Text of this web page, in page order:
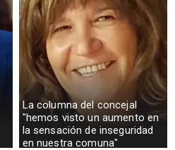
La columna del concejal
"hemos visto un aumento en
la sensación de inseguridad
en nuestra comuna"